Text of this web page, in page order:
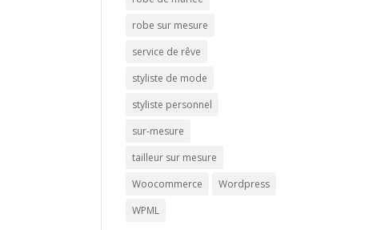
robe sur mesure
service de rêve
styliste de mode
styliste personnel
sur-mesure
tailleur sur mesure
Woocommerce
Wordpress
WPML